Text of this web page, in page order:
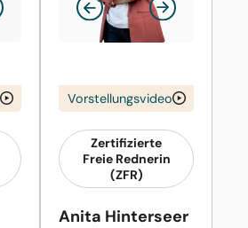
Vorstellungsvideo
Zertifizierte
Freie Rednerin
(ZFR)
Anita Hinterseer